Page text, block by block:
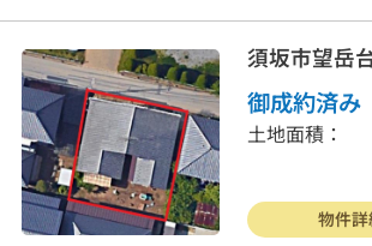
須坂市望岳
御成約済み
土地面積：
物件
お客様の声
よくあ
リンク集
個人情報
026-214-8737
営業時間 9:30〜18:00
定休日 水曜日・日曜・祝日